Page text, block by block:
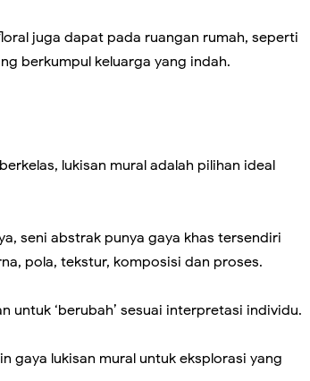
juga dapat pada ruangan rumah, seperti
berkumpul keluarga yang indah.
lukisan mural adalah pilihan ideal
seni abstrak punya gaya khas tersendiri
pola, tekstur, komposisi dan proses.
untuk ‘berubah’ sesuai interpretasi individu.
gaya lukisan mural untuk eksplorasi yang